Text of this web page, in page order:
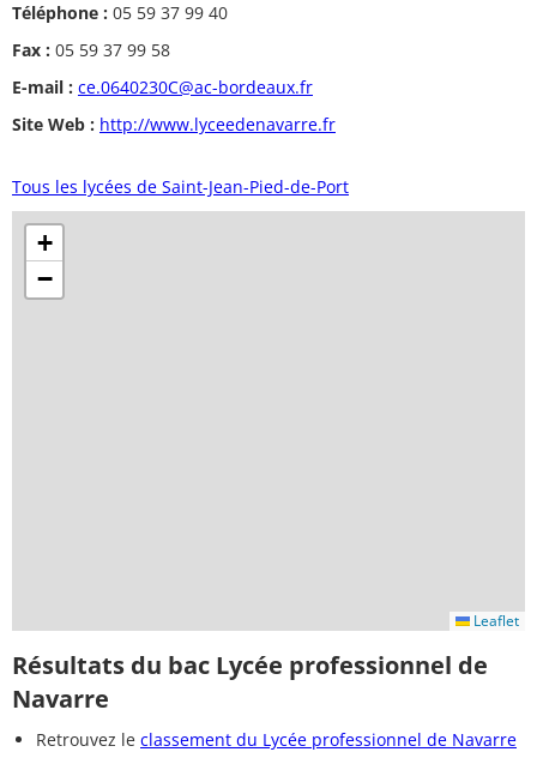
Téléphone : 05 59 37 99 40
Fax : 05 59 37 99 58
E-mail : ce.0640230C@ac-bordeaux.fr
Site Web : http://www.lyceedenavarre.fr
Tous les lycées de Saint-Jean-Pied-de-Port
+
−
Leaflet
Résultats du bac Lycée professionnel de
Navarre
Retrouvez le classement du Lycée professionnel de Navarre